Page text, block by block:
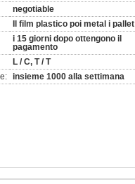
negotiable
Il film plastico poi metal i pallet
i 15 giorni dopo ottengono il
pagamento
L / C, T / T
insieme 1000 alla settimana